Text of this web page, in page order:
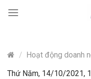
content
/ Hoạt động doanh
Thứ Năm, 14/10/2021,